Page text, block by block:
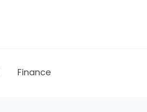
Finance